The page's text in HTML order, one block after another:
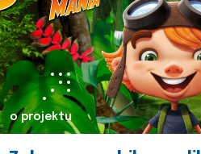
o projektu